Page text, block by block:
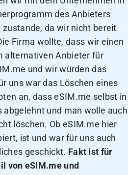
des Anbieters
da wir nicht bereit
Firma wollte, dass wir einen
alternativen Anbieter für
und wir würden das
uns war das Löschen eines
an, dass eSIM.me selbst in
und man wolle auch
löschen. Ob eSIM.me hier
ist und war für uns auch
geschickt. Fakt ist für
von eSIM.me und